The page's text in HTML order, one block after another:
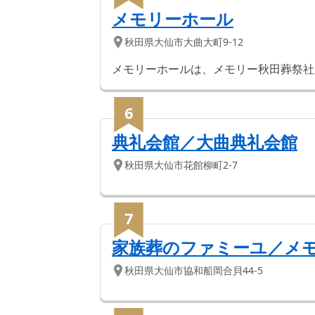
メモリーホール
秋田県大仙市大曲大町9-12
メモリーホールは、メモリー秋田葬祭
6
典礼会館／大曲典礼会館
秋田県大仙市花館柳町2-7
7
家族葬のファミーユ／メ
秋田県大仙市協和船岡合貝44-5